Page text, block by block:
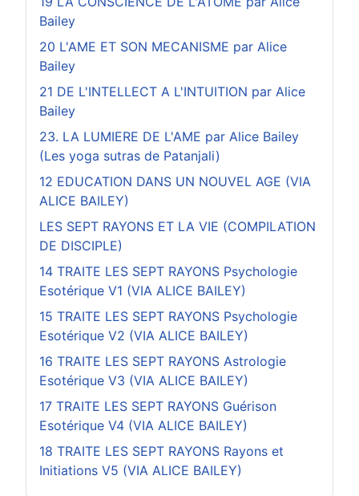
Bailey
20 L'AME ET SON MECANISME par Alice
Bailey
21 DE L'INTELLECT A L'INTUITION par Alice
Bailey
23. LA LUMIERE DE L'AME par Alice Bailey
(Les yoga sutras de Patanjali)
12 EDUCATION DANS UN NOUVEL AGE (VIA
ALICE BAILEY)
LES SEPT RAYONS ET LA VIE (COMPILATION
DE DISCIPLE)
14 TRAITE LES SEPT RAYONS Psychologie
Esotérique V1 (VIA ALICE BAILEY)
15 TRAITE LES SEPT RAYONS Psychologie
Esotérique V2 (VIA ALICE BAILEY)
16 TRAITE LES SEPT RAYONS Astrologie
Esotérique V3 (VIA ALICE BAILEY)
17 TRAITE LES SEPT RAYONS Guérison
Esotérique V4 (VIA ALICE BAILEY)
18 TRAITE LES SEPT RAYONS Rayons et
Initiations V5 (VIA ALICE BAILEY)